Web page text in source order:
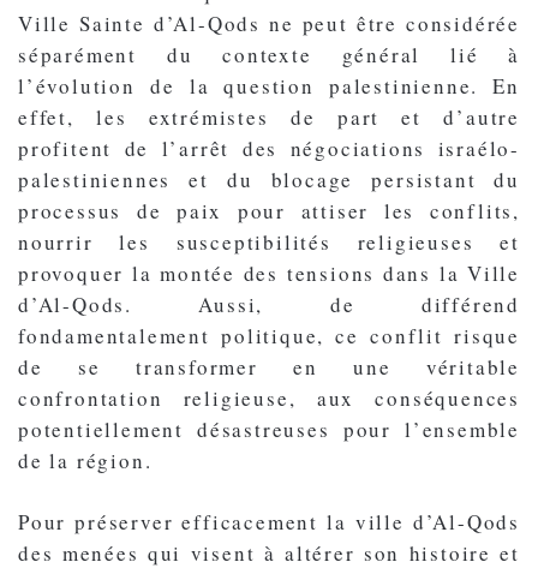
Ville Sainte d’Al-Qods ne peut être considérée
séparément du contexte général lié à
l’évolution de la question palestinienne. En
effet, les extrémistes de part et d’autre
profitent de l’arrêt des négociations israélo-
palestiniennes et du blocage persistant du
processus de paix pour attiser les conflits,
nourrir les susceptibilités religieuses et
provoquer la montée des tensions dans la Ville
d’Al-Qods. Aussi, de différend
fondamentalement politique, ce conflit risque
de se transformer en une véritable
confrontation religieuse, aux conséquences
potentiellement désastreuses pour l’ensemble
de la région.
Pour préserver efficacement la ville d’Al-Qods
des menées qui visent à altérer son histoire et